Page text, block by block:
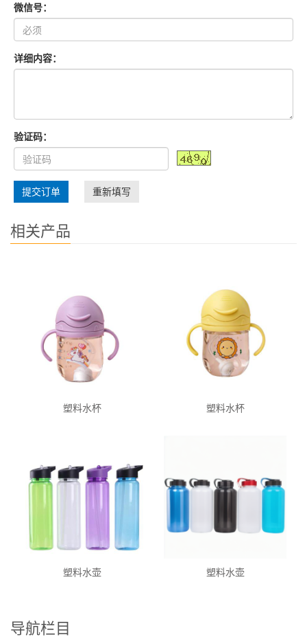
微信号：
详细内容：
验证码：
提交订单 重新填写
相关产品
塑料水杯 塑料水杯
塑料水壶 塑料水壶
导航栏目